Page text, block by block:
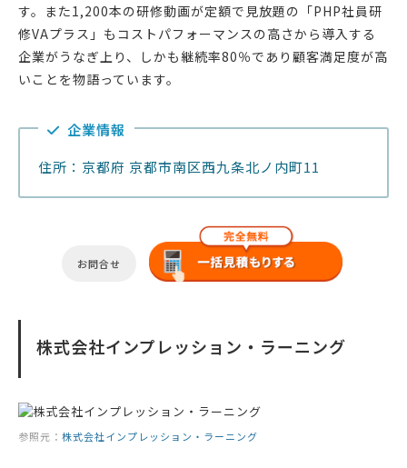
す。また1,200本の研修動画が定額で見放題の「PHP社員研
修VAプラス」もコストパフォーマンスの高さから導入する
企業がうなぎ上り、しかも継続率80％であり顧客満足度が高
いことを物語っています。
企業情報
住所：京都府 京都市南区西九条北ノ内町11
お問合せ
株式会社インプレッション・ラーニング
参照元： 株式会社インプレッション・ラーニング